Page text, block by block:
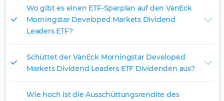
Wo gibt es einen ETF-Sparplan auf den VanEck
Morningstar Developed Markets Dividend
Leaders ETF?
Schüttet der VanEck Morningstar Developed
Markets Dividend Leaders ETF Dividenden aus?
Wie hoch ist die Ausschüttungsrendite des